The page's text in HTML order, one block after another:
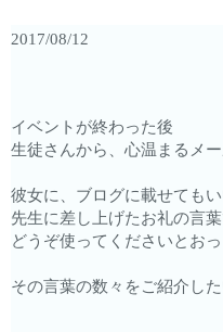
2017/08/12
イベントが終わった後
生徒さんから、心温まるメ
彼女に、ブログに載せても
先生に差し上げたお礼の言
どうぞ使ってくださいとお
その言葉の数々をご紹介し